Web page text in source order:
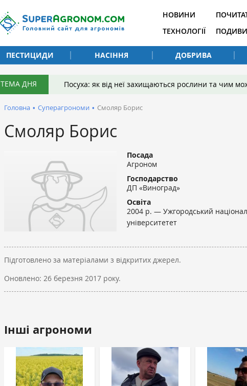
НОВИНИ
ТЕХНОЛОГІЇ
ПЕСТИЦИДИ
НАСІННЯ ДОБРИВА
ТЕМА ДНЯ Посуха: як від неї захищаються рослини та чим
Головна • Суперагрономи • Смоляр Борис
Смоляр Борис
Посада
Агроном
Господарство
ДП «Виноград»
Освіта
2004 р. — Ужгородський
університетет
Підготовлено за матеріалами з відкритих джерел.
Оновлено: 26 березня 2017 року.
Інші агрономи